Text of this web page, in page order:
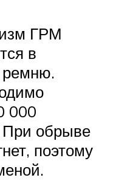
ГРМ
в
ремню.
000
При обрыве
поэтому